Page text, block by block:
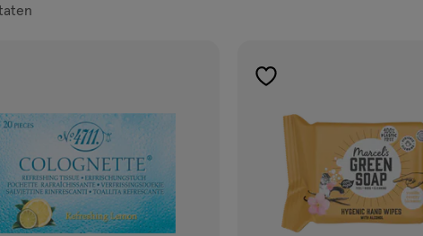
toevoegen
verlanglijst